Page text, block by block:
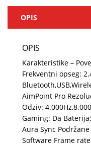
OPIS
OPIS
Karakteristike –
Frekventni opseg:
AimPoint Pro
Odziv:
Gaming: Da
Aura Sync
Software Frame